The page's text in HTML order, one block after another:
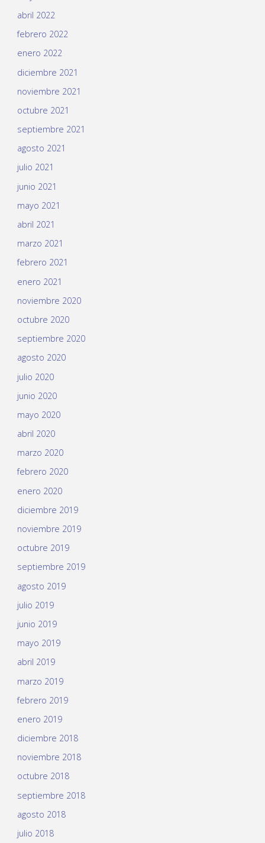
abril 2022
febrero 2022
enero 2022
diciembre 2021
noviembre 2021
octubre 2021
septiembre 2021
agosto 2021
julio 2021
junio 2021
mayo 2021
abril 2021
marzo 2021
febrero 2021
enero 2021
noviembre 2020
octubre 2020
septiembre 2020
agosto 2020
julio 2020
junio 2020
mayo 2020
abril 2020
marzo 2020
febrero 2020
enero 2020
diciembre 2019
noviembre 2019
octubre 2019
septiembre 2019
agosto 2019
julio 2019
junio 2019
mayo 2019
abril 2019
marzo 2019
febrero 2019
enero 2019
diciembre 2018
noviembre 2018
octubre 2018
septiembre 2018
agosto 2018
julio 2018